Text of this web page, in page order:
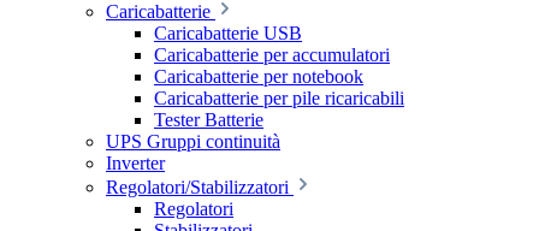
Caricabatterie
Caricabatterie USB
Caricabatterie per accumulatori
Caricabatterie per notebook
Caricabatterie per pile ricaricabili
Tester Batterie
UPS Gruppi continuità
Inverter
Regolatori/Stabilizzatori
Regolatori